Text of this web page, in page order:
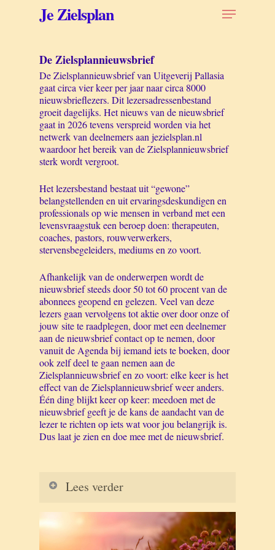
Je Zielsplan Menu
De Zielsplannieuwsbrief
De Zielsplannieuwsbrief van Uitgeverij Pallasia
gaat circa vier keer per jaar naar circa 8000
nieuwsbrieflezers. Dit lezersadressenbestand
groeit dagelijks. Het nieuws van de nieuwsbrief
gaat in 2026 tevens verspreid worden via het
netwerk van deelnemers aan jezielsplan.nl
waardoor het bereik van de Zielsplannieuwsbrief
sterk wordt vergroot.
Het lezersbestand bestaat uit “gewone”
belangstellenden en uit ervaringsdeskundigen en
professionals op wie mensen in verband met een
levensvraagstuk een beroep doen: therapeuten,
coaches, pastors, rouwverwerkers,
stervensbegeleiders, mediums en zo voort.
Afhankelijk van de onderwerpen wordt de
nieuwsbrief steeds door 50 tot 60 procent van de
abonnees geopend en gelezen. Veel van deze
lezers gaan vervolgens tot aktie over door onze of
jouw site te raadplegen, door met een deelnemer
aan de nieuwsbrief contact op te nemen, door
vanuit de Agenda bij iemand iets te boeken, door
ook zelf deel te gaan nemen aan de
Zielsplannieuwsbrief en zo voort: elke keer is het
effect van de Zielsplannieuwsbrief weer anders.
Één ding blijkt keer op keer: meedoen met de
nieuwsbrief geeft je de kans de aandacht van de
lezer te richten op iets wat voor jou belangrijk is.
Dus laat je zien en doe mee met de nieuwsbrief.
Lees verder
Nieuwsbriefonderwerpen
De nieuwsbrief bestaat uitartikelen die
werkelijk over alles kunnen gaan.